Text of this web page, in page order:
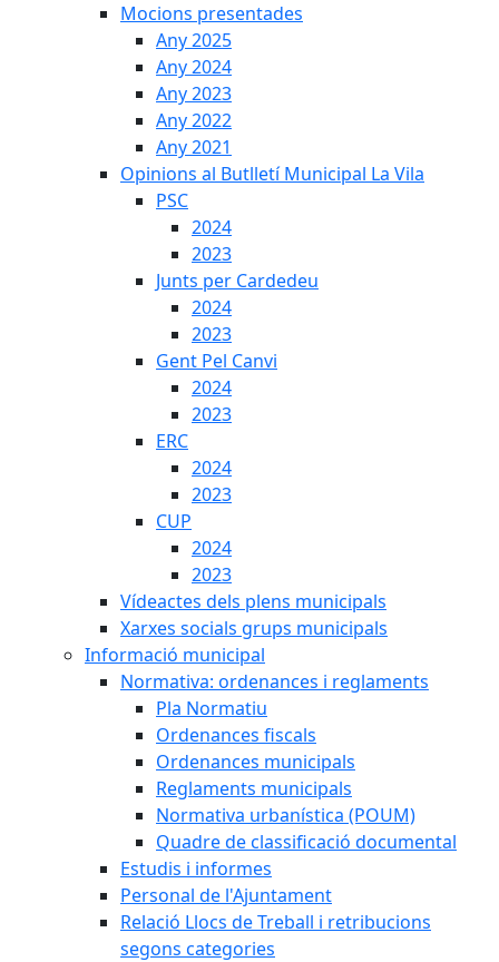
Mocions presentades
Any 2025
Any 2024
Any 2023
Any 2022
Any 2021
Opinions al Butlletí Municipal La Vila
PSC
2024
2023
Junts per Cardedeu
2024
2023
Gent Pel Canvi
2024
2023
ERC
2024
2023
CUP
2024
2023
Vídeactes dels plens municipals
Xarxes socials grups municipals
Informació municipal
Normativa: ordenances i reglaments
Pla Normatiu
Ordenances fiscals
Ordenances municipals
Reglaments municipals
Normativa urbanística (POUM)
Quadre de classificació documental
Estudis i informes
Personal de l'Ajuntament
Relació Llocs de Treball i retribucions
segons categories